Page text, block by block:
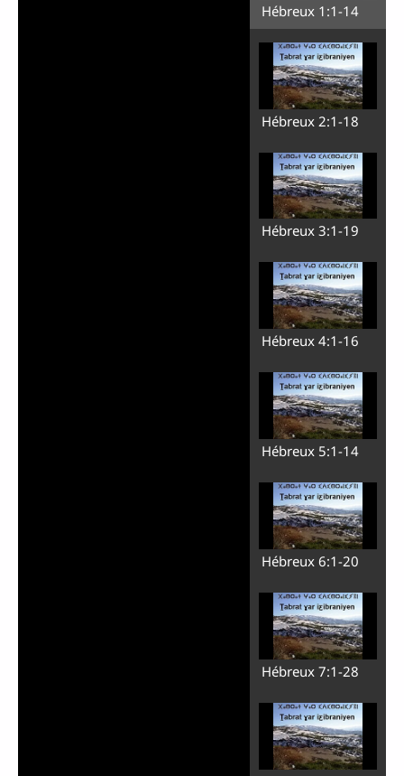
Hébreux 1:1-14
Hébreux 2:1-18
Hébreux 3:1-19
Hébreux 4:1-16
Hébreux 5:1-14
Hébreux 6:1-20
Hébreux 7:1-28